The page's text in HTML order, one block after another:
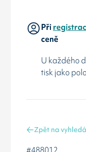
Při
ceně
U každého
tisk jako
Zpět na